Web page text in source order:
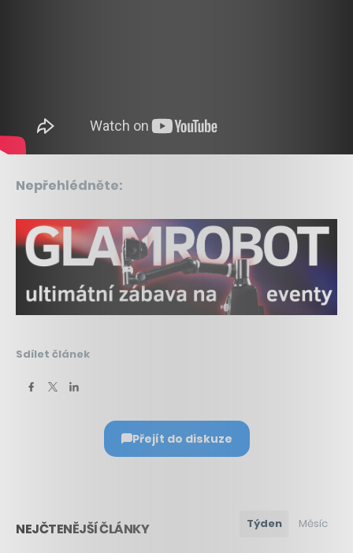
Nepřehlédněte:
Sdílet článek
Přejít do diskuze
NEJČTENĚJŠÍ ČLÁNKY Týden Měsíc